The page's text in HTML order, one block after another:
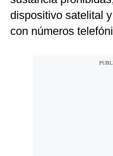
dispositivo satelital
con números